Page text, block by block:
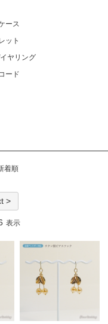
ース
ット
ヤリング
ード
着順
>
表示